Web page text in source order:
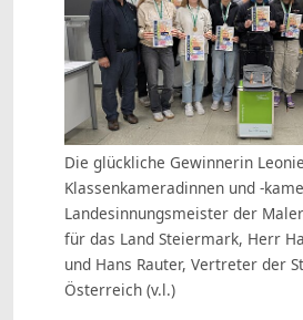
Die glückliche Gewinnerin
Klassenkameradinnen und -
Landesinnungsmeister der
für das Land Steiermark, Herr
und Hans Rauter, Vertreter der
Österreich (v.l.)